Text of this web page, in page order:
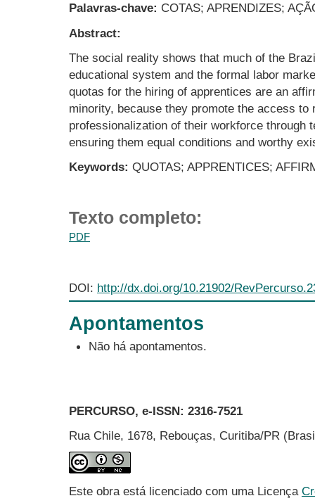
Palavras-chave: COTAS; APRENDIZES;
Abstract:
The social reality shows that much of the
educational system and the formal labor
quotas for the hiring of apprentices are an
minority, because they promote the access to
professionalization of their workforce through
ensuring them equal conditions and worthy
Keywords: QUOTAS; APPRENTICES;
Texto completo:
PDF
DOI: http://dx.doi.org/10.21902/
Apontamentos
Não há apontamentos.
PERCURSO, e-ISSN: 2316-7521
Rua Chile, 1678, Rebouças, Curitiba/PR
Este obra está licenciado com uma Licença